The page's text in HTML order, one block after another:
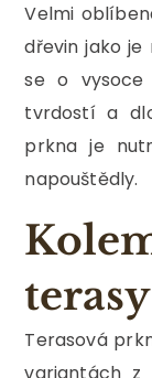
Velmi
dřevin jako je
se o
tvrdostí a
prkna je
napouštědly.
Terasová